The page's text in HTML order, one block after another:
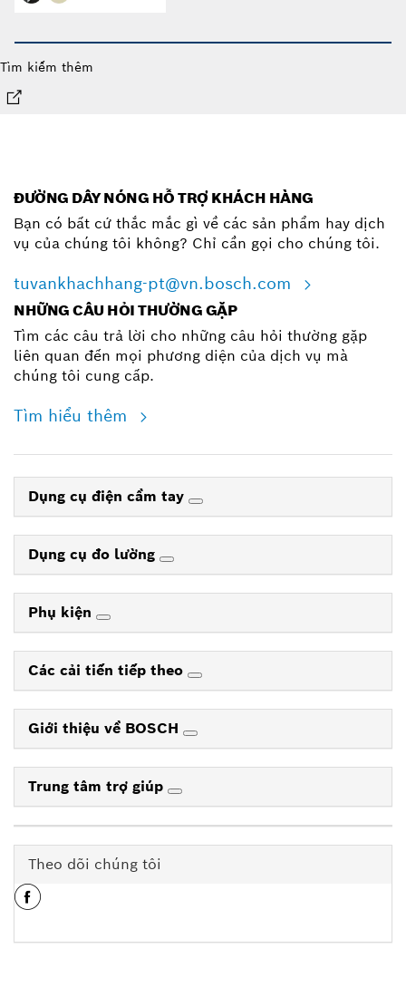
Tìm kiếm thêm
ĐƯỜNG DÂY NÓNG HỖ TRỢ KHÁCH HÀNG
Bạn có bất cứ thắc mắc gì về các sản phẩm hay dịch
vụ của chúng tôi không? Chỉ cần gọi cho chúng tôi.
tuvankhachhang-pt@vn.bosch.com
NHỮNG CÂU HỎI THƯỜNG GẶP
Tìm các câu trả lời cho những câu hỏi thường gặp
liên quan đến mọi phương diện của dịch vụ mà
chúng tôi cung cấp.
Tìm hiểu thêm
Dụng cụ điện cầm tay
Dụng cụ đo lường
Phụ kiện
Các cải tiến tiếp theo
Giới thiệu về BOSCH
Trung tâm trợ giúp
Theo dõi chúng tôi